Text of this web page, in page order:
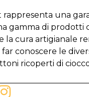
rappresenta una
gamma di prodotti
la cura artigianale
conoscere le
ricoperti di